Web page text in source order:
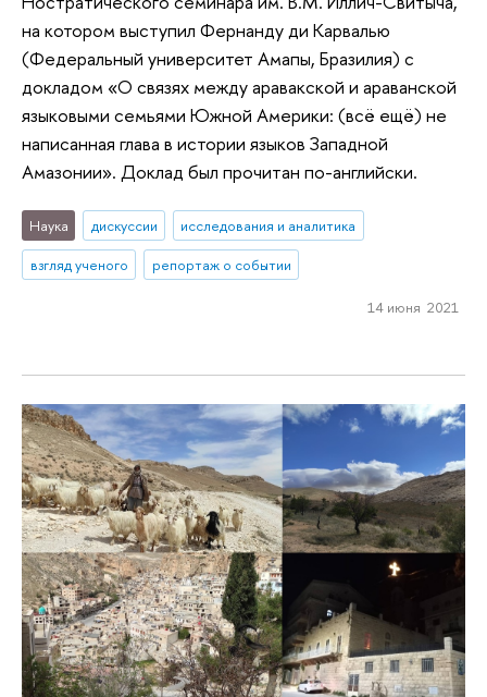
на котором выступил Фернанду ди Карвалью
(Федеральный университет Амапы, Бразилия) с
докладом «О связях между аравакской и араванской
языковыми семьями Южной Америки: (всё ещё) не
написанная глава в истории языков Западной
Амазонии». Доклад был прочитан по-английски.
Наука дискуссии
исследования и аналитика
взгляд ученого
репортаж о событии
14 июня 2021